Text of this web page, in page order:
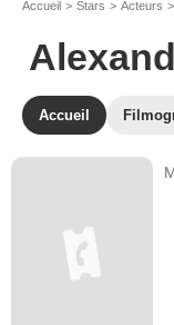
Accueil Stars Acteurs
Accueil